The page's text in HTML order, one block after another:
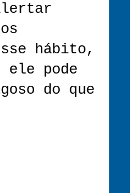
hábito,
ele pode
do que